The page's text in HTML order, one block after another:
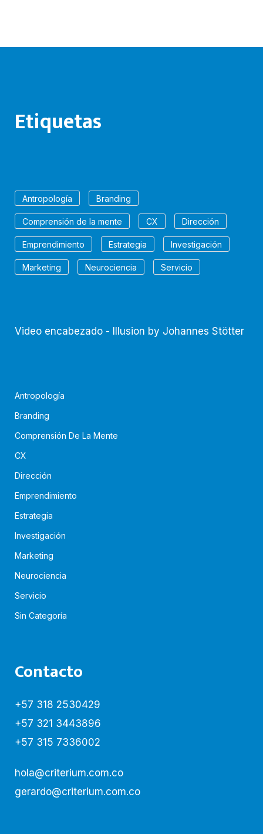
Etiquetas
Antropología Branding
Comprensión de la mente CX Dirección
Emprendimiento Estrategia Investigación
Marketing Neurociencia Servicio
Video encabezado - Illusion by Johannes Stötter
Antropología
Branding
Comprensión De La Mente
CX
Dirección
Emprendimiento
Estrategia
Investigación
Marketing
Neurociencia
Servicio
Sin Categoría
Contacto
+57 318 2530429
+57 321 3443896
+57 315 7336002
hola@criterium.com.co
gerardo@criterium.com.co